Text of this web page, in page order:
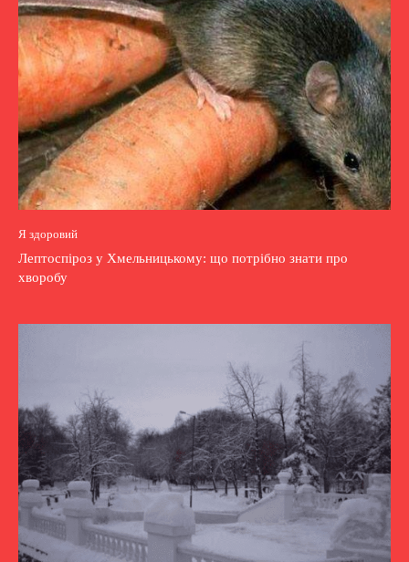
Я здоровий
Лептоспіроз у Хмельницькому: що потрібно знати про
хворобу